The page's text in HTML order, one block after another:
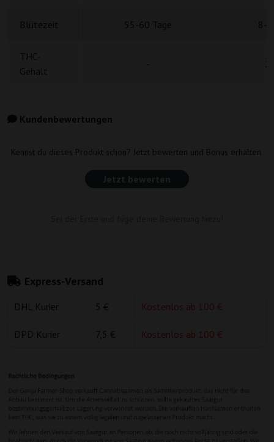
THC-
Gehalt
-
Kundenbewertungen
Kennst du dieses Produkt schon? Jetzt bewerten und Bonus erhalten.
Jetzt bewerten
Express-Versand
DHL Kurier 5 € Kostenlos ab 100 €
DPD Kurier 7,5 € Kostenlos ab 100 €